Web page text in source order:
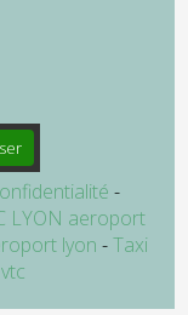
LYON aeroport
lyon
Taxi